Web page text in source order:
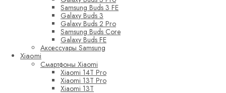
Samsung Buds 3 FE
Galaxy Buds 3
Galaxy Buds 2 Pro
Samsung Buds Core
Galaxy Buds FE
Аксессуары Samsung
Xiaomi
Смартфоны Xiaomi
Xiaomi 14T Pro
Xiaomi 13T Pro
Xiaomi 13T